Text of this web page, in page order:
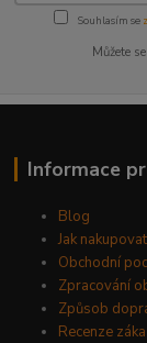
Souhlasím se
Můžete
Informace
Blog
Jak nakupovat
Obchodní
Zpracování
Způsob
Recenze